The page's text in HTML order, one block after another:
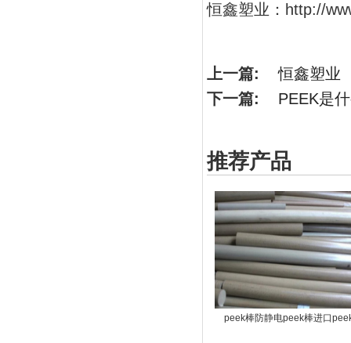
恒鑫塑业： http://
上一篇:恒鑫塑业
下一篇: PEEK是
推荐产品
peek棒防静电peek棒进口